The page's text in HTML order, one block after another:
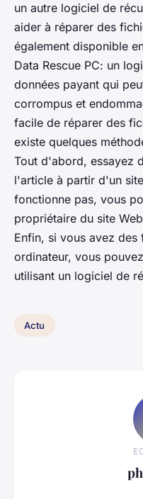
un autre logiciel de
aider à réparer des
également disponible
Data Rescue PC: un
données payant qui
corrompus et
facile de réparer des
existe quelques
Tout d'abord, essayez
l'article à partir d'un
fonctionne pas, vous
propriétaire du site
Enfin, si vous avez
ordinateur, vous
utilisant un logiciel de
Actu